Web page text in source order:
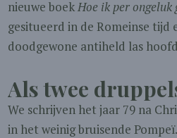
nieuwe boekHoe ik per
gesitueerd in de Romeinse tijd
doodgewone antiheld las
Als twee
We schrijven het jaar 79 na
in het weinig bruisende